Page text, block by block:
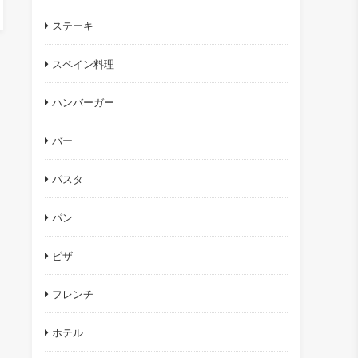
ステーキ
スペイン料理
ハンバーガー
バー
パスタ
パン
ピザ
フレンチ
ホテル